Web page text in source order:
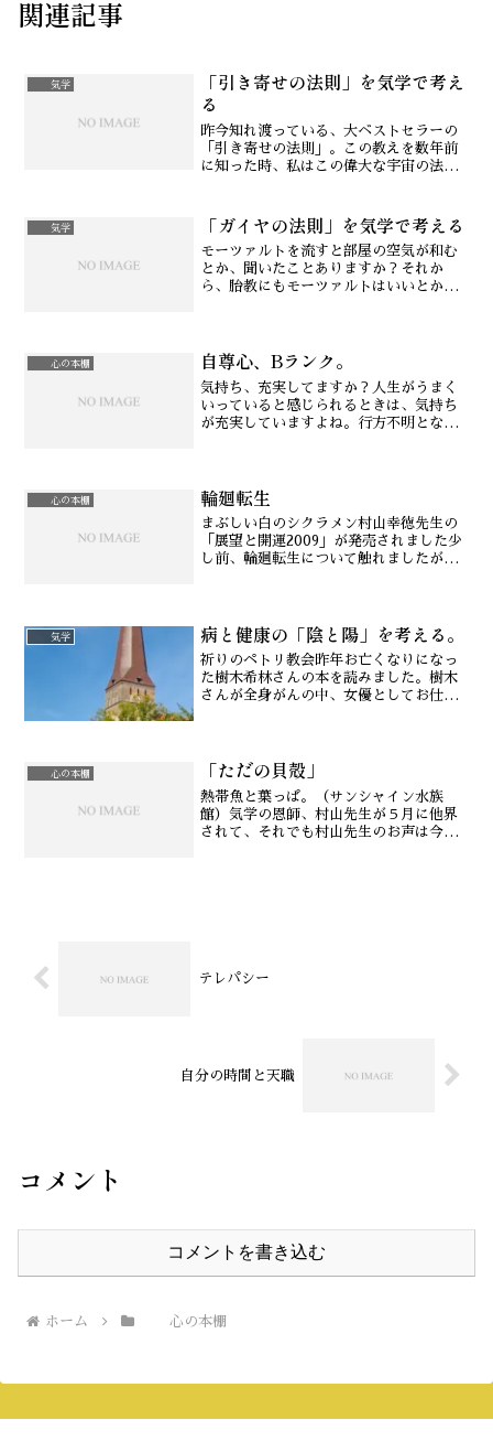
関連記事
気学
「引き寄せの法則」を気学で考え
る
昨今知れ渡っている、大ベストセラーの
「引き寄せの法則」。この教えを数年前
に知った時、私はこの偉大な宇宙の法則
き寄せの法則シリーズ)それは多分、気学
との共通点があった...
気学 「ガイヤの法則」を気学で考える
モーツァルトを流すと部屋の空気が和む
とか、聞いたことありますか？それか
ら、胎教にもモーツァルトはいいとか。
それに思いを馳せるようなこ...
心の本棚 自尊心、Bランク。
気持ち、充実してますか？人生がうまく
いっていると感じられるときは、気持ち
が充実していますよね。行方不明となっ
ちが充実していらっしゃる...
心の本棚 輪廻転生
まぶしい白のシクラメン村山幸徳先生の
「展望と開運2009」が発売されました少
し前、輪廻転生について触れましたが、
庫―豊饒の海)」。全4巻...
気学 病と健康の「陰と陽」を考える。
祈りのペトリ教会昨年お亡くなりになっ
た樹木希林さんの本を読みました。樹木
さんが全身がんの中、女優としてお仕事
す。「病というものを駄目...
心の本棚 「ただの貝殻」
熱帯魚と葉っぱ。（サンシャイン水族
館）気学の恩師、村山先生が５月に他界
されて、それでも村山先生のお声は今も
テレパシー
自分の時間と天職
コメント
コメントを書き込む
ホーム 心の本棚